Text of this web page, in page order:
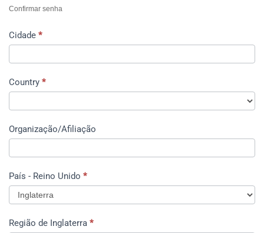
Confirmar senha
Cidade *
Country *
Organização/Afiliação
País - Reino Unido *
-Região de Inglaterra *